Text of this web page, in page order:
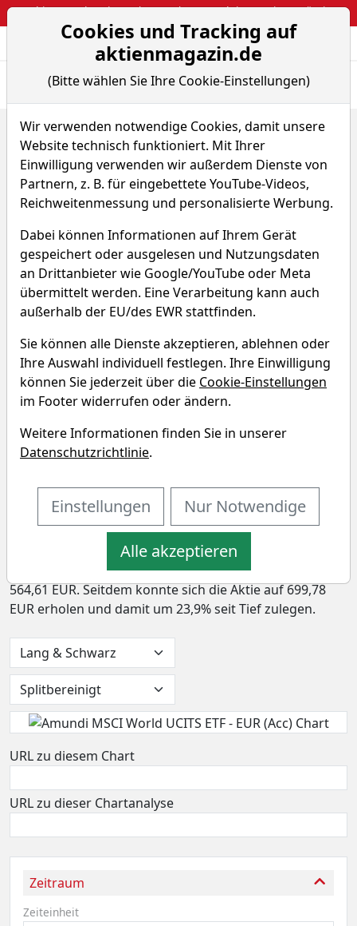
Webinar: So kassierst du trotzdem attraktive Optionsprämien
Aktien- und
Home ETFs
Amundi MSCI World UCITS ETF - EUR (Acc)
Chart-Tool
Amundi MSCI World UCITS
ETF - EUR (Acc)
WKN A2H59Q ISIN LU1681043599
Amundi MSCI World UCITS ETF -
EUR (Acc) Chart
In den letzten 52 Wochen hat die Aktie von Amundi
MSCI World UCITS ETF - EUR (Acc) eine Rendite von
Rendite bei 1,7%. Die Aktie markierte das 52-
Wochenhoch am 05.08.2026 bei 701,45 EUR. Derzeitig
notiert der Preis bei 699,78 EUR, womit sich die Aktie
0,2% unter ihrem 52-Wochenhoch befindet. Das 52-
Wochentief markierte die Aktie am 02.09.2025 bei
564,61 EUR. Seitdem konnte sich die Aktie auf 699,78
EUR erholen und damit um 23,9% seit Tief zulegen.
URL zu diesem Chart
URL zu dieser Chartanalyse
Zeitraum
Zeiteinheit
Cookies und Tracking auf
aktienmagazin.de
(Bitte wählen Sie Ihre Cookie-Einstellungen)
Wir verwenden notwendige Cookies, damit unsere
Website technisch funktioniert. Mit Ihrer
Einwilligung verwenden wir außerdem Dienste von
Partnern, z. B. für eingebettete YouTube-Videos,
Reichweitenmessung und personalisierte Werbung.
Dabei können Informationen auf Ihrem Gerät
gespeichert oder ausgelesen und Nutzungsdaten
an Drittanbieter wie Google/YouTube oder Meta
übermittelt werden. Eine Verarbeitung kann auch
außerhalb der EU/des EWR stattfinden.
Sie können alle Dienste akzeptieren, ablehnen oder
Ihre Auswahl individuell festlegen. Ihre Einwilligung
können Sie jederzeit über die Cookie-Einstellungen
im Footer widerrufen oder ändern.
Weitere Informationen finden Sie in unserer
Datenschutzrichtlinie.
Einstellungen Nur Notwendige
Alle akzeptieren